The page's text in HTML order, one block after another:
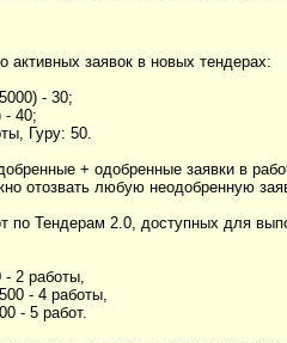
активных заявок в новых тендерах:
- 30;
- 40;
Гуру: 50.
+ одобренные заявки в
отозвать любую неодобренную
по Тендерам 2.0, доступных для
2 работы,
- 4 работы,
- 5 работ.